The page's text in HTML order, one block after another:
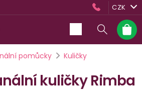
CZK
košík
pomůcky Kuličky
kuličky Rimba